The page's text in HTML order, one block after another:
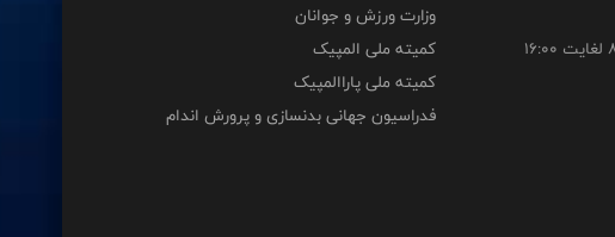
وزارت ورزش و جوانان
کمیته ملی المپیک
کمیته ملی پاراالمپیک
فدراسیون جهانی بدنسازی و پرورش اندام